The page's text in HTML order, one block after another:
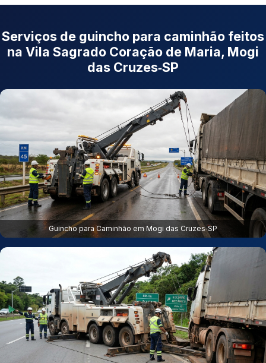
Serviços de guincho para caminhão feitos
na Vila Sagrado Coração de Maria, Mogi
das Cruzes‑SP
Guincho para Caminhão em Mogi das Cruzes‑SP